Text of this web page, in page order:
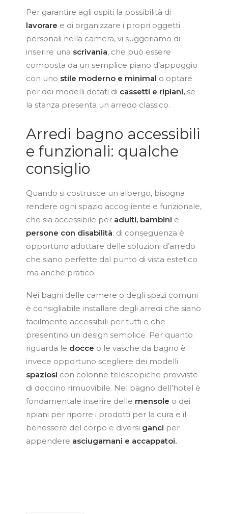
Per garantire agli ospiti la possibilità di
lavorare e di organizzare i propri oggetti
personali nella camera, vi suggeriamo di
inserire una scrivania, che può essere
composta da un semplice piano d’appoggio
con uno stile moderno e minimal o optare
per dei modelli dotati di cassetti e ripiani, se
la stanza presenta un arredo classico.
Arredi bagno accessibili
e funzionali: qualche
consiglio
Quando si costruisce un albergo, bisogna
rendere ogni spazio accogliente e funzionale,
che sia accessibile per adulti, bambini e
persone con disabilità: di conseguenza è
opportuno adottare delle soluzioni d’arredo
che siano perfette dal punto di vista estetico
ma anche pratico.
Nei bagni delle camere o degli spazi comuni
è consigliabile installare degli arredi che siano
facilmente accessibili per tutti e che
presentino un design semplice. Per quanto
riguarda le docce o le vasche da bagno è
invece opportuno scegliere dei modelli
spaziosi con colonne telescopiche provviste
di doccino rimuovibile. Nel bagno dell’hotel è
fondamentale inserire delle mensole o dei
ripiani per riporre i prodotti per la cura e il
benessere del corpo e diversi ganci per
appendere asciugamani e accappatoi.